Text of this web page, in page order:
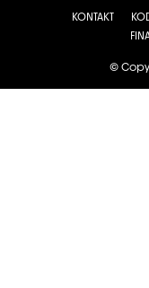
KONTAKT
©